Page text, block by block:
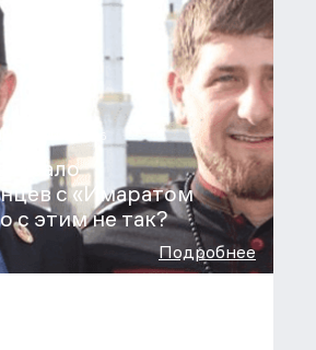
с «Имаратом
с этим не так?
Подробнее